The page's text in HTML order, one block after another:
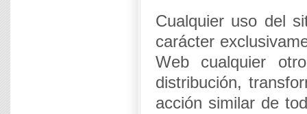
Cualquier uso del
carácter
Web cualquier
distribución,
acción similar de